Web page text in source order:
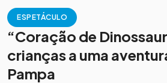
ESPETÁCULO
“Coração de
crianças a uma
Pampa